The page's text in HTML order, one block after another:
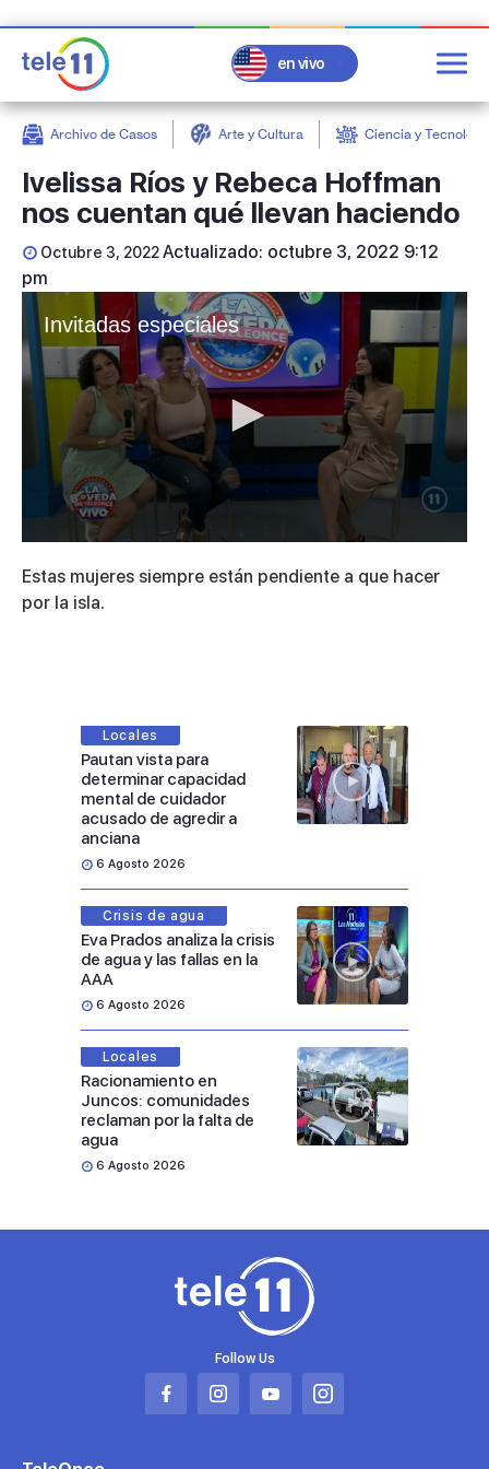
en vivo
Archivo de Casos Arte y Cultura Ciencia y
Ivelissa Ríos y Rebeca Hoffman
nos cuentan qué llevan haciendo
Octubre 3, 2022Actualizado: octubre 3, 2022 9:12
pm
Invitadas especiales
seconds
of
2
Estas mujeres siempre están pendiente a que hacer
por la isla.
Locales
Pautan vista para
determinar capacidad
mental de cuidador
acusado de agredir a
anciana
6 Agosto 2026
Crisis de agua
Eva Prados analiza la crisis
de agua y las fallas en la
AAA
6 Agosto 2026
Locales
Racionamiento en
Juncos: comunidades
reclaman por la falta de
agua
6 Agosto 2026
Follow Us
Abrir
Abrir
Abrir
Abrir
post